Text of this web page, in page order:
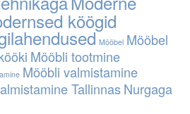
köögid
Mööbel Mööbel
Mööbli tootmine
Mööbli valmistamine
TallinnasNurgaga